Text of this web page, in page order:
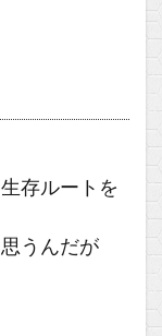
存ルートを
うんだが